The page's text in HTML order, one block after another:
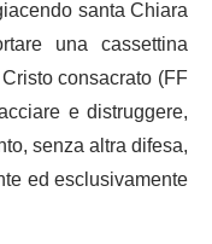
santa Chiara
una cassettina
consacrato (FF
e distruggere,
senza altra difesa,
ed esclusivamente